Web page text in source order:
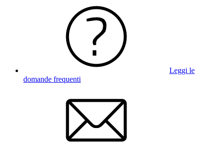
Leggi le
domande frequenti